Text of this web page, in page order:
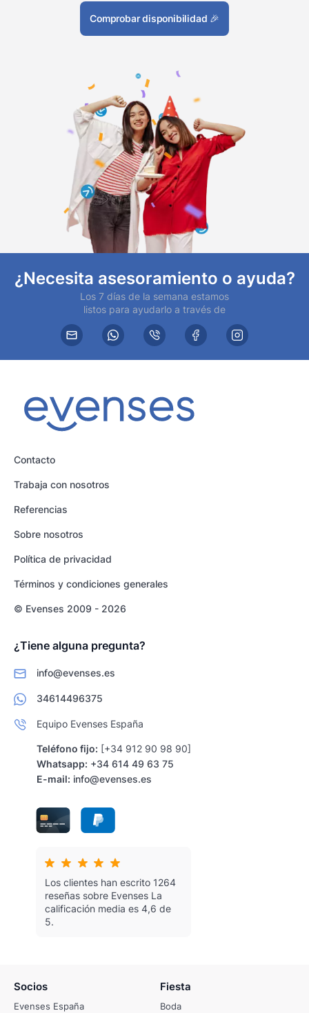
Comprobar disponibilidad 🎉
¿Necesita asesoramiento o ayuda?
Los 7 días de la semana estamos
listos para ayudarlo a través de
Contacto
Trabaja con nosotros
Referencias
Sobre nosotros
Política de privacidad
Términos y condiciones generales
© Evenses 2009 - 2026
¿Tiene alguna pregunta?
info@evenses.es
34614496375
Equipo Evenses España
Teléfono fijo: [+34 912 90 98 90]
Whatsapp: +34 614 49 63 75
E-mail: info@evenses.es
Los clientes han escrito 1264
reseñas sobre Evenses La
calificación media es 4,6 de
5.
Socios
Evenses España
Fiesta
Boda